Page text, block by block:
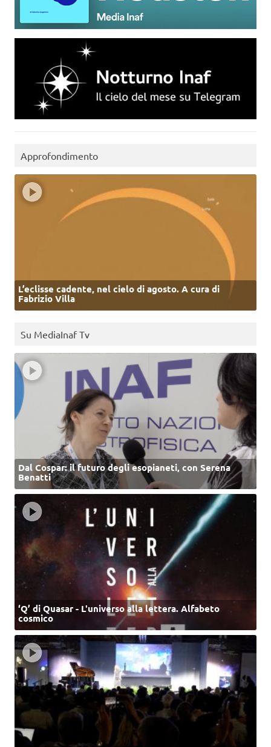
Approfondimento
L’eclisse cadente, nel cielo di agosto. A cura di
Fabrizio Villa
Su MediaInaf Tv
Dal Cospar: il futuro degli esopianeti, con Serena
Benatti
‘Q’ di Quasar - L'universo alla lettera. Alfabeto
cosmico